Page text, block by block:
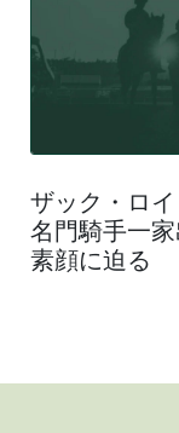
ザック・ロイ
名門騎手一
素顔に迫る